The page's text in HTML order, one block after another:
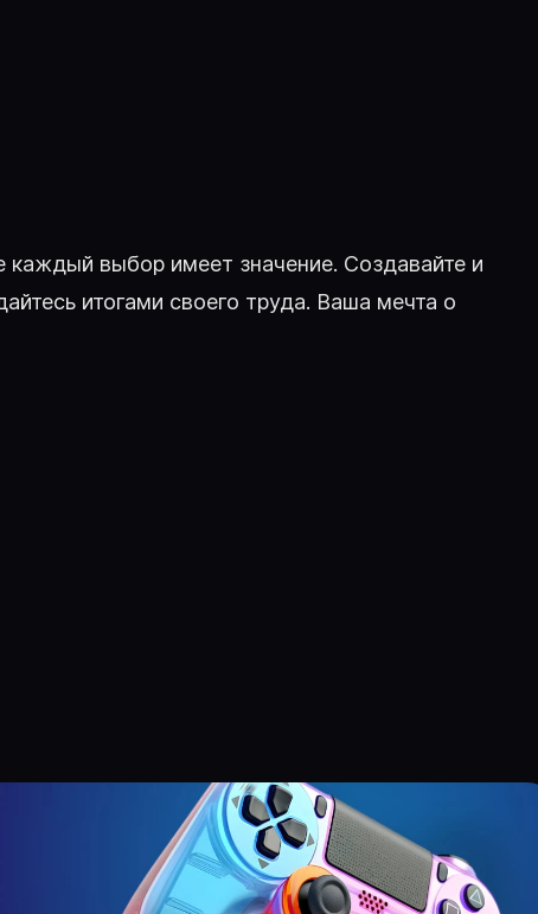
каждый выбор имеет значение. Создавайте и
итогами своего труда. Ваша мечта о